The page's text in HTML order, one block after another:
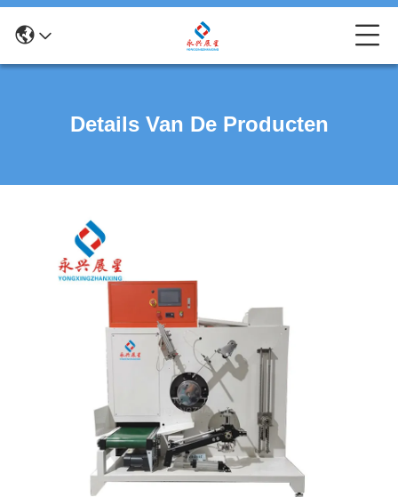
Details Van De Producten